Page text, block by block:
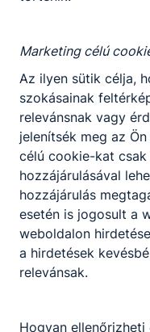
Marketing célú
Az ilyen sütik célja,
szokásainak
relevánsnak vagy
jelenítsék meg az
célú cookie-kat csak
hozzájárulásával
hozzájárulás
esetén is jogosult a
weboldalon
a hirdetések
relevánsak.
Hogyan